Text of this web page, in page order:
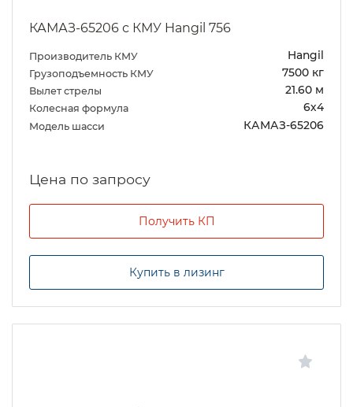
КАМАЗ-65206 с КМУ Hangil 756
Производитель КМУ Hangil
Грузоподъемность КМУ 7500 кг
Вылет стрелы 21.60 м
Колесная формула 6х4
Модель шасси КАМАЗ-65206
Цена по запросу
Получить КП
Купить в лизинг